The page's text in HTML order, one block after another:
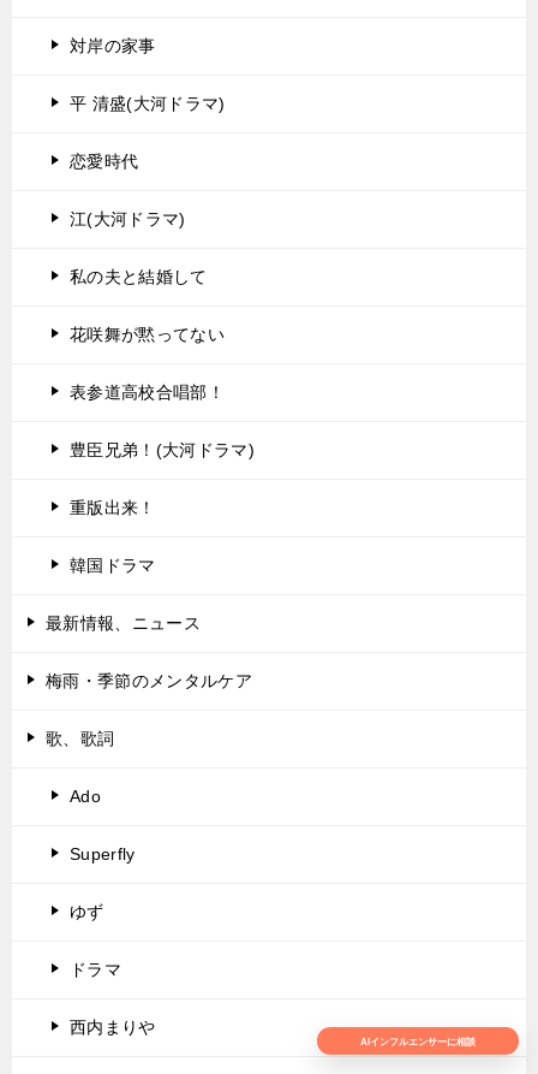
対岸の家事
平 清盛(大河ドラマ)
恋愛時代
江(大河ドラマ)
私の夫と結婚して
花咲舞が黙ってない
表参道高校合唱部！
豊臣兄弟！(大河ドラマ)
重版出来！
韓国ドラマ
最新情報、ニュース
梅雨・季節のメンタルケア
歌、歌詞
Ado
Superfly
ゆず
ドラマ
西内まりや
AIインフルエンサーに相談